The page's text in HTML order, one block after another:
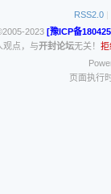
RSS2.0 |
2023 [豫ICP备
观点，与开封论坛无关！ 拒
页面执行